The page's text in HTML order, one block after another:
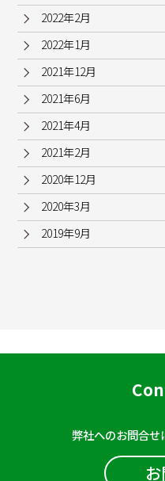
2022年2月
2022年1月
2021年12月
2021年6月
2021年4月
2021年2月
2020年12月
2020年3月
2019年9月
弊社へのお問合せ